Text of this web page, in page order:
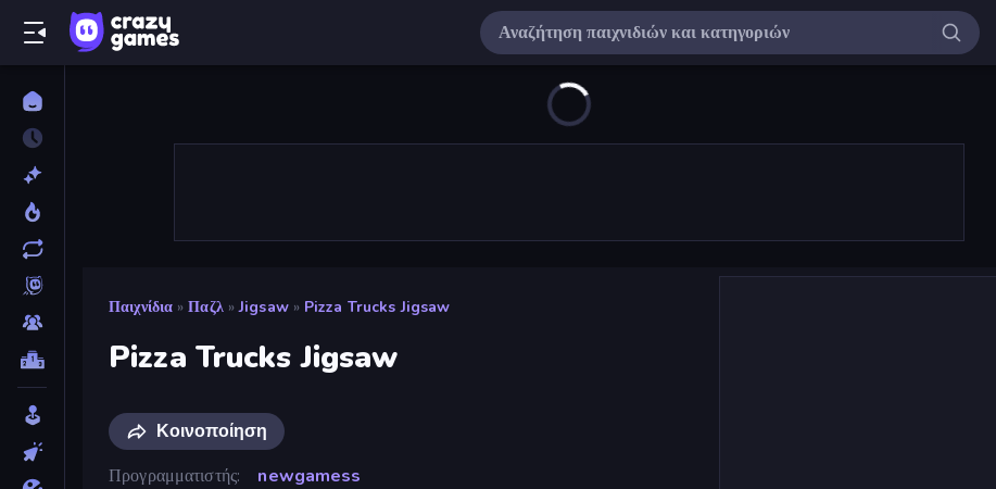
Παιχνίδια » Παζλ » Jigsaw » Pizza Trucks Jigsaw
Pizza Trucks Jigsaw
Κοινοποίηση
Προγραμματιστής
newgamess